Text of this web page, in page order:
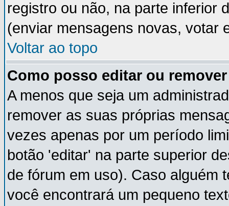
registro ou não, na parte inferior
(enviar mensagens novas, votar
Voltar ao topo
Como posso editar ou
A menos que seja um
remover as suas próprias
vezes apenas por um período
botão 'editar' na parte superior
de fórum em uso). Caso alguém
você encontrará um pequeno